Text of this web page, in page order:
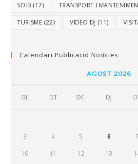
SOIB (17) TRANSPORT I
TURISME (22) VIDEO DJ (11)
Calendari Publicació Notícies
AGOST 2026
DL DT DC DJ
3 4 5 6 7
10 11 12 13